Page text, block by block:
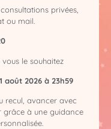
et à vous
et
Alexis
privées,
ou mail.
le souhaitez
août 2026 à 23h59
recul, avancer avec
grâce à une guidance